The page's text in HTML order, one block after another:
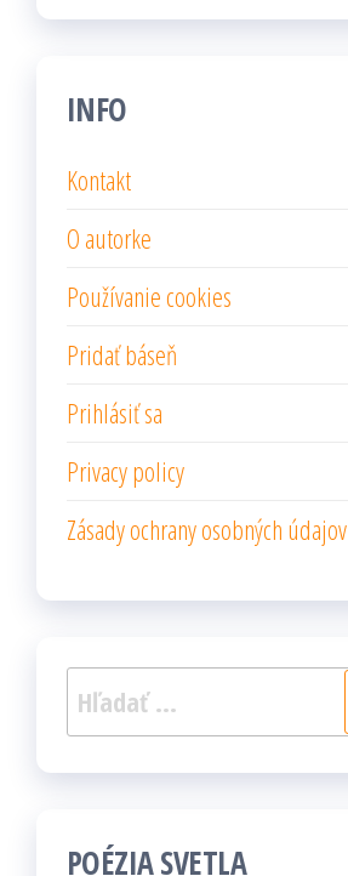
INFO
Kontakt
O autorke
Používanie cookies
Pridať báseň
Prihlásiť sa
Privacy policy
Zásady ochrany osobných údajov
Hľadať:
POÉZIA SVETLA